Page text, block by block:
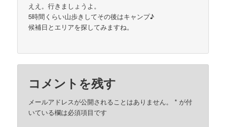
ええ。行きましょうよ。
5時間くらい山歩きしてその後はキャンプ♪
候補日とエリアを探してみますね。
コメントを残す
メールアドレスが公開されることはありません。 * が付
いている欄は必須項目です